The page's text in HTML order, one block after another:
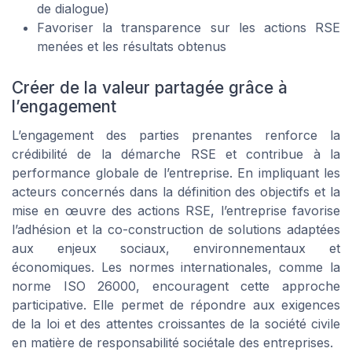
de dialogue)
Favoriser la transparence sur les actions RSE
menées et les résultats obtenus
Créer de la valeur partagée grâce à
l’engagement
L’engagement des parties prenantes renforce la
crédibilité de la démarche RSE et contribue à la
performance globale de l’entreprise. En impliquant les
acteurs concernés dans la définition des objectifs et la
mise en œuvre des actions RSE, l’entreprise favorise
l’adhésion et la co-construction de solutions adaptées
aux enjeux sociaux, environnementaux et
économiques. Les normes internationales, comme la
norme ISO 26000, encouragent cette approche
participative. Elle permet de répondre aux exigences
de la loi et des attentes croissantes de la société civile
en matière de responsabilité sociétale des entreprises.